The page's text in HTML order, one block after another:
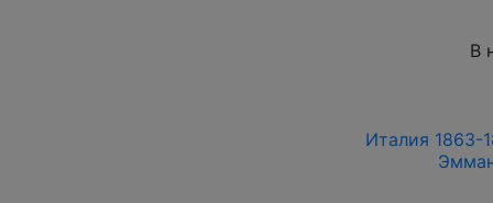
В
Италия 1863-